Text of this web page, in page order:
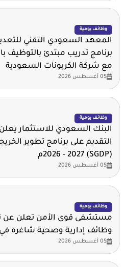
وظائف يومية
المعهد السعودي التقني
برنامج تدريب مبتدئ بالتوظيف
مع شركة الكربونات السعودية
05 أغسطس 2026
وظائف يومية
البنك السعودي للاستثمار
التقديم على برنامج تطوير
(SGDP) 2026 - 2027م
05 أغسطس 2026
وظائف يومية
مستشفى قوى الأمن تعلن عن
وظائف إدارية وصحية شاغرة
05 أغسطس 2026